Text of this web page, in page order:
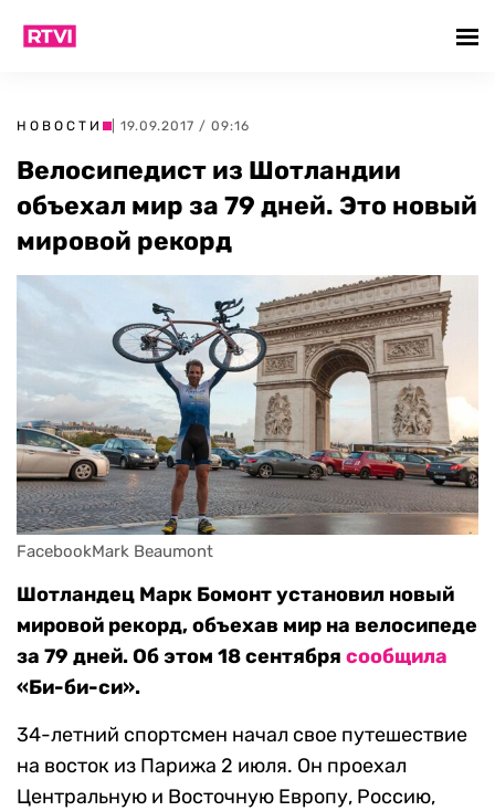
НОВОСТИ | 19.09.2017 / 09:16
Велосипедист из Шотландии
объехал мир за 79 дней. Это новый
мировой рекорд
FacebookMark Beaumont
Шотландец Марк Бомонт установил новый
мировой рекорд, объехав мир на велосипеде
за 79 дней. Об этом 18 сентября сообщила
«Би-би-си».
34-летний спортсмен начал свое путешествие
на восток из Парижа 2 июля. Он проехал
Центральную и Восточную Европу, Россию,